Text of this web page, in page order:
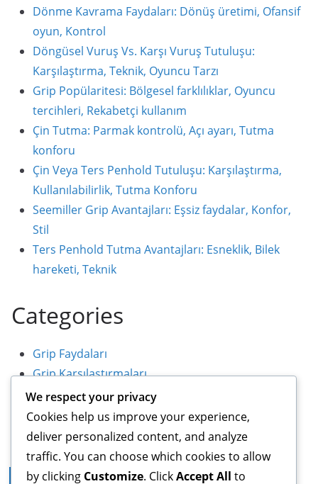
Dönme Kavrama Faydaları: Dönüş üretimi, Ofansif
oyun, Kontrol
Döngüsel Vuruş Vs. Karşı Vuruş Tutuluşu:
Karşılaştırma, Teknik, Oyuncu Tarzı
Grip Popülaritesi: Bölgesel farklılıklar, Oyuncu
tercihleri, Rekabetçi kullanım
Çin Tutma: Parmak kontrolü, Açı ayarı, Tutma
konforu
Çin Veya Ters Penhold Tutuluşu: Karşılaştırma,
Kullanılabilirlik, Tutma Konforu
Seemiller Grip Avantajları: Eşsiz faydalar, Konfor,
Stil
Ters Penhold Tutma Avantajları: Esneklik, Bilek
hareketi, Teknik
Categories
Grip Faydaları
Grip Karşılaştırmaları
Tutma Teknikleri
Yasal Bilgiler
We respect your privacy
Cookies help us improve your experience,
deliver personalized content, and analyze
traffic. You can choose which cookies to allow
by clicking Customize. ClickAccept All to